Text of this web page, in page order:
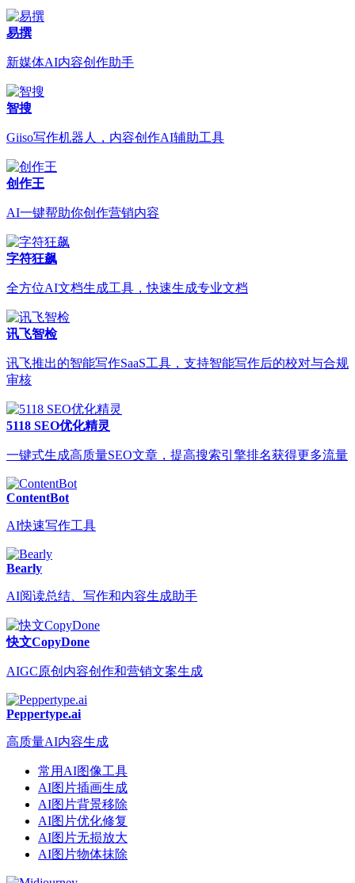
易撰
新媒体AI内容创作助手
智搜
Giiso写作机器人，内容创作AI辅助工具
创作王
AI一键帮助你创作营销内容
字符狂飙
全方位AI文档生成工具，快速生成专业文档
讯飞智检
讯飞推出的智能写作SaaS工具，支持智能写作后的校对与合规
审核
5118 SEO优化精灵
一键式生成高质量SEO文章，提高搜索引擎排名获得更多流量
ContentBot
AI快速写作工具
Bearly
AI阅读总结、写作和内容生成助手
快文CopyDone
AIGC原创内容创作和营销文案生成
Peppertype.ai
高质量AI内容生成
常用AI图像工具
AI图片插画生成
AI图片背景移除
AI图片优化修复
AI图片无损放大
AI图片物体抹除